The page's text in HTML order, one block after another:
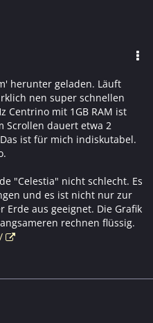
herunter geladen. Läuft
nen super schnellen
Centrino mit 1GB RAM ist
Scrollen dauert etwa 2
ist für mich indiskutabel.
"Celestia" nicht schlecht. Es
und es ist nicht nur zur
Erde aus geeignet. Die Grafik
rechnen flüssig.